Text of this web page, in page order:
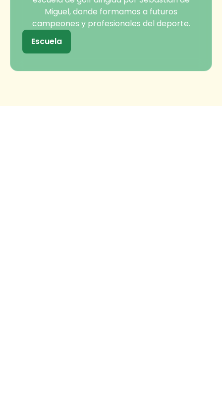
Miguel, donde formamos a futuros
campeones y profesionales del deporte.
Escuela